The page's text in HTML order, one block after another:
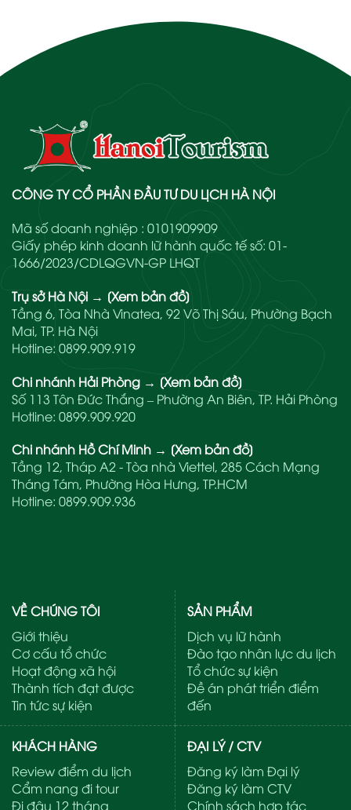
CÔNG TY CỔ PHẦN ĐẦU TƯ DU LỊCH HÀ NỘI
Mã số doanh nghiệp : 0101909909
Giấy phép kinh doanh lữ hành quốc tế số: 01-
1666/2023/CDLQGVN-GP LHQT
Trụ sở Hà Nội → [Xem bản đồ]
Tầng 6, Tòa Nhà Vinatea, 92 Võ Thị Sáu, Phường Bạch
Mai, TP. Hà Nội
Hotline: 0899.909.919
Chi nhánh Hải Phòng → [Xem bản đồ]
Số 113 Tôn Đức Thắng – Phường An Biên, TP. Hải Phòng
Hotline: 0899.909.920
Chi nhánh Hồ Chí Minh → [Xem bản đồ]
Tầng 12, Tháp A2 - Tòa nhà Viettel, 285 Cách Mạng
Tháng Tám, Phường Hòa Hưng, TP.HCM
Hotline: 0899.909.936
VỀ CHÚNG TÔI
Giới thiệu
Cơ cấu tổ chức
Hoạt động xã hội
Thành tích đạt được
Tin tức sự kiện
SẢN PHẨM
Dịch vụ lữ hành
Đào tạo nhân lực du lịch
Tổ chức sự kiện
Đề án phát triển điểm
đến
KHÁCH HÀNG
Review điểm du lịch
Cẩm nang đi tour
Đi đâu 12 tháng
ĐẠI LÝ / CTV
Đăng ký làm Đại lý
Đăng ký làm CTV
Chính sách hợp tác